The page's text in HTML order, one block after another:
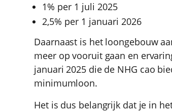
1% per 1 juli 2025
2,5% per 1 januari 2026
Daarnaast is het loongebouw
meer op vooruit gaan en
januari 2025 die de NHG cao
minimumloon.
Het is dus belangrijk dat je in